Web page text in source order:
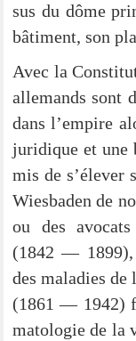
sus du dôme
bâti­ment, son
Avec la
alle­mands sont
dans l’em­pire
juri­di­que et une
mis de s’é­le­ver
Wies­ba­den de
ou des
(1842 — 1899),
des mala­dies
(1861 — 1942)
ma­to­lo­gie de la